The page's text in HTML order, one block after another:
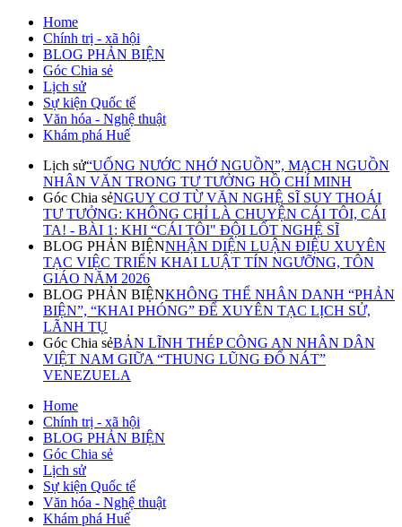
Home
Chính trị - xã hội
BLOG PHẢN BIỆN
Góc Chia sẻ
Lịch sử
Sự kiện Quốc tế
Văn hóa - Nghệ thuật
Khám phá Huế
Lịch sử“UỐNG NƯỚC NHỚ NGUỒN”, MẠCH NGUỒN
NHÂN VĂN TRONG TƯ TƯỞNG HỒ CHÍ MINH
Góc Chia sẻNGUY CƠ TỪ VĂN NGHỆ SĨ SUY THOÁI
TƯ TƯỞNG: KHÔNG CHỈ LÀ CHUYỆN CÁI TÔI, CÁI
TA! - BÀI 1: KHI “CÁI TÔI" ĐỘI LỐT NGHỆ SĨ
BLOG PHẢN BIỆNNHẬN DIỆN LUẬN ĐIỆU XUYÊN
TẠC VIỆC TRIỂN KHAI LUẬT TÍN NGƯỠNG, TÔN
GIÁO NĂM 2026
BLOG PHẢN BIỆNKHÔNG THỂ NHÂN DANH “PHẢN
BIỆN”, “KHAI PHÓNG” ĐỂ XUYÊN TẠC LỊCH SỬ,
LÃNH TỤ
Góc Chia sẻBẢN LĨNH THÉP CÔNG AN NHÂN DÂN
VIỆT NAM GIỮA “THUNG LŨNG ĐỔ NÁT”
VENEZUELA
Home
Chính trị - xã hội
BLOG PHẢN BIỆN
Góc Chia sẻ
Lịch sử
Sự kiện Quốc tế
Văn hóa - Nghệ thuật
Khám phá Huế